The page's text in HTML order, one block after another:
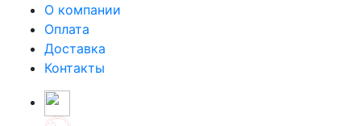
О компании
Оплата
Доставка
Контакты